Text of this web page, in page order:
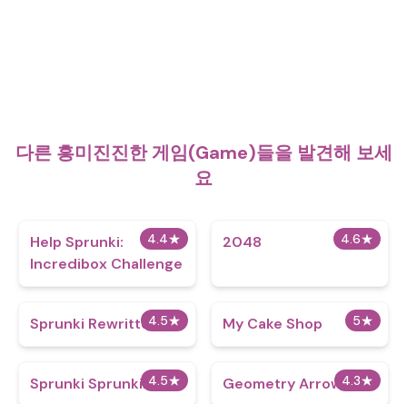
다른 흥미진진한 게임(Game)들을 발견해 보세
요
4.4★
Help Sprunki:
Incredibox Challenge
4.6★
2048
4.5★
Sprunki Rewritten 5★
My Cake Shop
4.5★
Sprunki Sprunkilairity 4.3★
Geometry Arrow